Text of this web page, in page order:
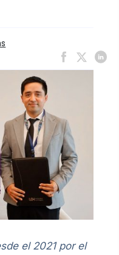
el 2021 por el